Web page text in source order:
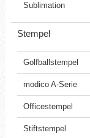
Sublimation
Stempel
Golfballstempel
modico A-Serie
Officestempel
Stiftstempel